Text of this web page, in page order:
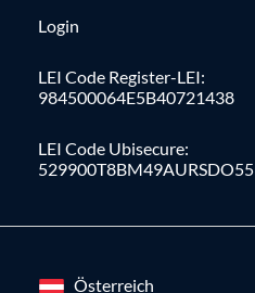
Login
LEI Code Register-LEI:
984500064E5B40721438
LEI Code Ubisecure:
529900T8BM49AURSDO55
Österreich